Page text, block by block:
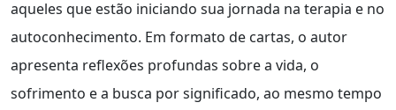
aqueles que estão iniciando sua jornada na terapia e no
autoconhecimento. Em formato de cartas, o autor
apresenta reflexões profundas sobre a vida, o
sofrimento e a busca por significado, ao mesmo tempo